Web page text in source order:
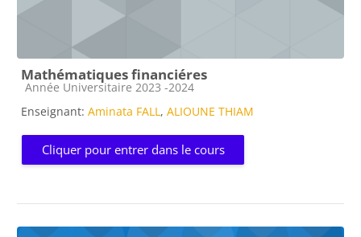
Mathématiques financiéres
Catégorie de cours
Année Universitaire 2023 -2024
Enseignant: Aminata FALL, ALIOUNE THIAM
Cliquer pour entrer dans le cours